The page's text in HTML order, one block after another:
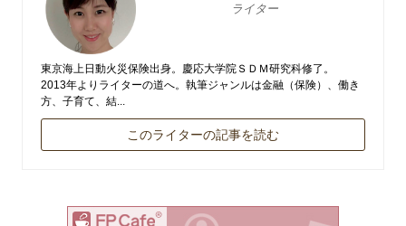
ライター
東京海上日動火災保険出身。慶応大学院ＳＤＭ研究科修了。
2013年よりライターの道へ。執筆ジャンルは金融（保険）、働き
方、子育て、結...
このライターの記事を読む